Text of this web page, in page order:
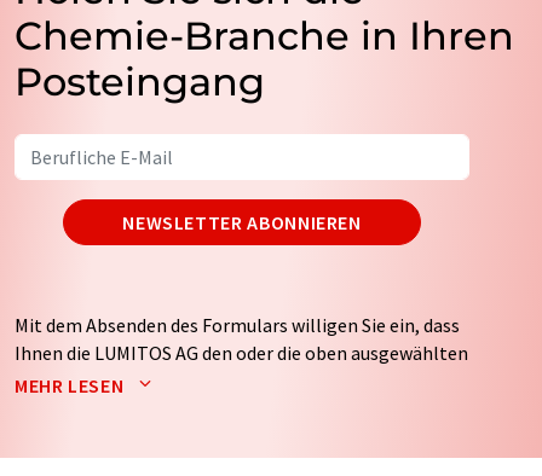
Chemie-Branche in Ihren
Posteingang
NEWSLETTER ABONNIEREN
Mit dem Absenden des Formulars willigen Sie ein, dass
Ihnen die LUMITOS AG den oder die oben ausgewählten
Newsletter per E-Mail zusendet. Ihre Daten werden
auf Basis unsererDatenschutzerklärung. LUMITOS darf
MEHR LESEN